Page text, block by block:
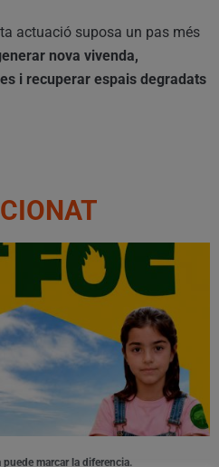
actuació suposa un pas més
nova vivenda,
i recuperar espais degradats
marcar la diferencia.